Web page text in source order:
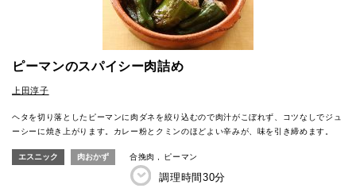
ピーマンのスパイシー肉詰め
上田淳子
ヘタを切り落としたピーマンに肉ダネを絞り込むので肉汁がこぼれず、コツなしでジュ
ーシーに焼き上がります。カレー粉とクミンのほどよい辛みが、味を引き締めます。
エスニック 肉おかず 合挽肉 ピーマン
調理時間30分